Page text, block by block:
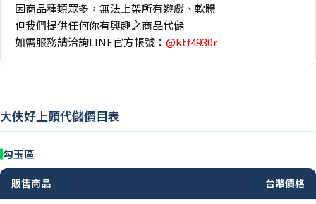
因商品種類眾多，無法上架所有遊戲、軟體
但我們提供任何你有興趣之商品代儲
如需服務請洽詢LINE官方帳號： @ktf4930r
大俠好上頭代儲價目表
勾玉區
販售商品 台幣價格